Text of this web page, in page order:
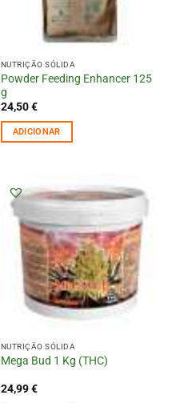
NUTRIÇÃO SÓLIDA
Powder Feeding Enhancer 125
g
24,50€
ADICIONAR
NUTRIÇÃO SÓLIDA
Mega Bud 1 Kg (THC)
24,99€